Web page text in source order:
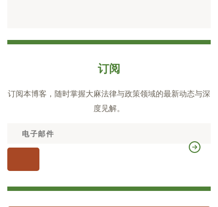
订阅
订阅本博客，随时掌握大麻法律与政策领域的最新动态与深
度见解。